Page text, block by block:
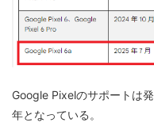
Google Pixelのサポートは
年となっている。